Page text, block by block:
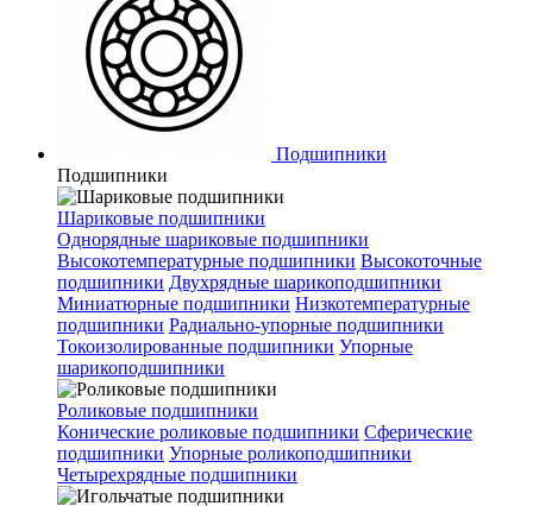
Подшипники
Подшипники
Шариковые подшипники
Однорядные шариковые подшипники
Высокотемпературные подшипники Высокоточные
подшипники Двухрядные шарикоподшипники
Миниатюрные подшипники Низкотемпературные
подшипники Радиально-упорные подшипники
Токоизолированные подшипники Упорные
шарикоподшипники
Роликовые подшипники
Конические роликовые подшипники Сферические
подшипники Упорные роликоподшипники
Четырехрядные подшипники